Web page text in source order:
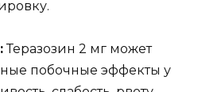
Теразозин 2 мг может
побочные эффекты у